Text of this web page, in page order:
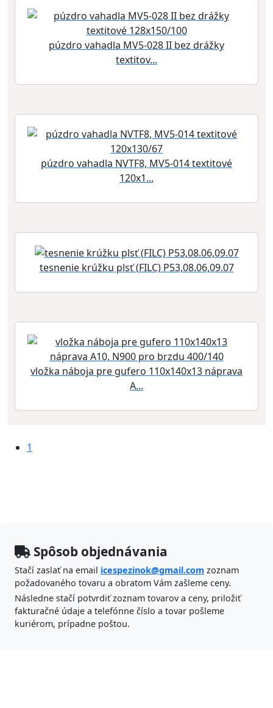
púzdro vahadla MV5-028 II bez drážky
textitov...
púzdro vahadla NVTF8, MV5-014 textitové
120x1...
tesnenie krúžku plsť (FILC) P53,08.06,09.07
vložka náboja pre gufero 110x140x13 náprava
A...
1
Spôsob objednávania
Stačí zaslať na email icespezinok@gmail.com zoznam
požadovaného tovaru a obratom Vám zašleme ceny.
Následne stačí potvrdiť zoznam tovarov a ceny, priložiť
fakturačné údaje a telefónne číslo a tovar pošleme
kuriérom, prípadne poštou.